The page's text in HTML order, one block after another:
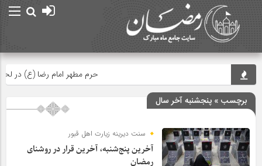
حرم مطهر امام رضا (ع) در لحظه
برچسب » پنجشنبه آخر سال
سنت دیرینه زیارت اهل قبور
آخرین پنج‌شنبه، آخرین قرار در روشنای
رمضان